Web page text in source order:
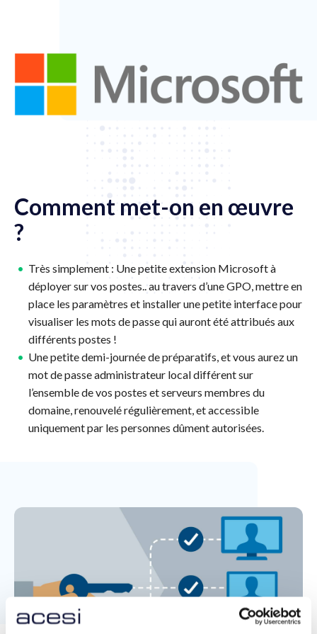
Comment met-on en œuvre
?
Très simplement : Une petite extension Microsoft à
déployer sur vos postes.. au travers d’une GPO, mettre en
place les paramètres et installer une petite interface pour
visualiser les mots de passe qui auront été attribués aux
différents postes !
Une petite demi-journée de préparatifs, et vous aurez un
mot de passe administrateur local différent sur
l’ensemble de vos postes et serveurs membres du
domaine, renouvelé régulièrement, et accessible
uniquement par les personnes dûment autorisées.